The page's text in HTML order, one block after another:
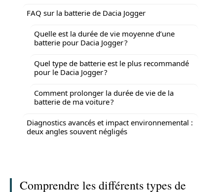
FAQ sur la batterie de Dacia Jogger
Quelle est la durée de vie moyenne d’une
batterie pour Dacia Jogger ?
Quel type de batterie est le plus recommandé
pour le Dacia Jogger ?
Comment prolonger la durée de vie de la
batterie de ma voiture ?
Diagnostics avancés et impact environnemental :
deux angles souvent négligés
Comprendre les différents types de